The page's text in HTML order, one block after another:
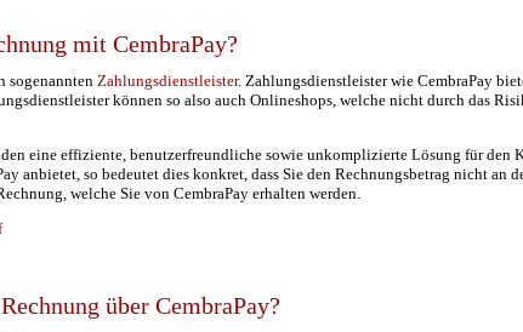
mit CembraPay?
sogenannten Zahlungsdienstleister. Zahlungsdienstleister wie CembraPay
können so also auch Onlineshops, welche nicht durch das
eine effiziente, benutzerfreundliche sowie unkomplizierte Lösung für den
anbietet, so bedeutet dies konkret, dass Sie den Rechnungsbetrag nicht
welche Sie von CembraPay erhalten werden.
über CembraPay?